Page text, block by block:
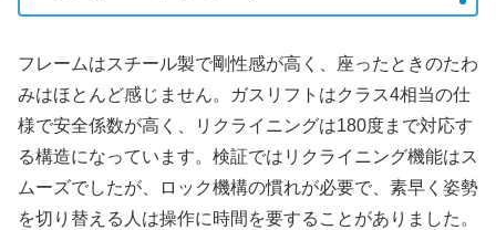
フレームはスチール製で剛性感が高く、座ったときのたわ
みはほとんど感じません。ガスリフトはクラス4相当の仕
様で安全係数が高く、リクライニングは180度まで対応す
る構造になっています。検証ではリクライニング機能はス
ムーズでしたが、ロック機構の慣れが必要で、素早く姿勢
を切り替える人は操作に時間を要することがありました。